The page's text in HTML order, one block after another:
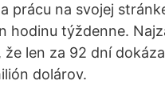
prácu na svojej
hodinu týždenne.
len za 92 dní
dolárov.